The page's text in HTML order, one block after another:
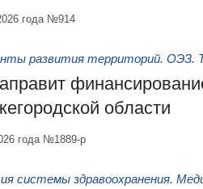
года №914
развития территорий. ОЭЗ.
области
года №1889-р
системы здравоохранения.